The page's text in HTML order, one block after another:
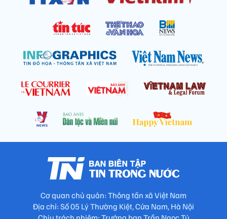
Cơ quan chủ quản: Thông tấn xã Việt Nam
Địa chỉ: Số 05 Lý Thường Kiệt, Cửa Nam, Hà Nội